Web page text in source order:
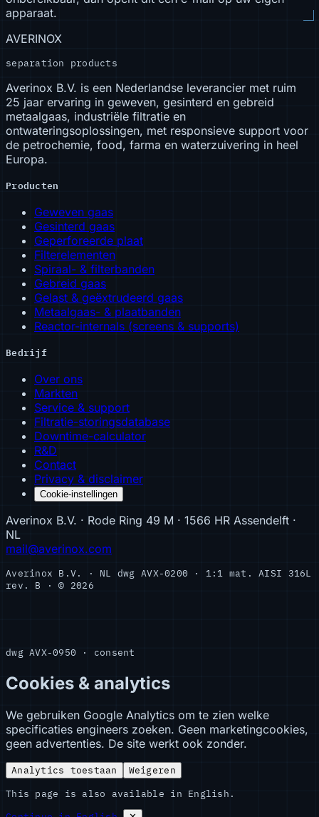
apparaat.
AVERINOX
separation products
Averinox B.V. is een Nederlandse leverancier met ruim
25 jaar ervaring in geweven, gesinterd en gebreid
metaalgaas, industriële filtratie en
ontwateringsoplossingen, met responsieve support voor
de petrochemie, food, farma en waterzuivering in heel
Europa.
Producten
Geweven gaas
Gesinterd gaas
Geperforeerde plaat
Filterelementen
Spiraal- & filterbanden
Gebreid gaas
Gelast & geëxtrudeerd gaas
Metaalgaas- & plaatbanden
Reactor-internals (screens & supports)
Bedrijf
Over ons
Markten
Service & support
Filtratie-storingsdatabase
Downtime-calculator
R&D
Contact
Privacy & disclaimer
Cookie-instellingen
Averinox B.V. · Rode Ring 49 M · 1566 HR Assendelft ·
NL
mail@averinox.com
Averinox B.V. · NL dwg AVX-0200 · 1:1 mat. AISI 316L
rev. B · © 2026
dwg AVX-0950 · consent
Cookies & analytics
We gebruiken Google Analytics om te zien welke
specificaties engineers zoeken. Geen marketingcookies,
geen advertenties. De site werkt ook zonder.
Analytics toestaan
Weigeren
This page is also available in English.